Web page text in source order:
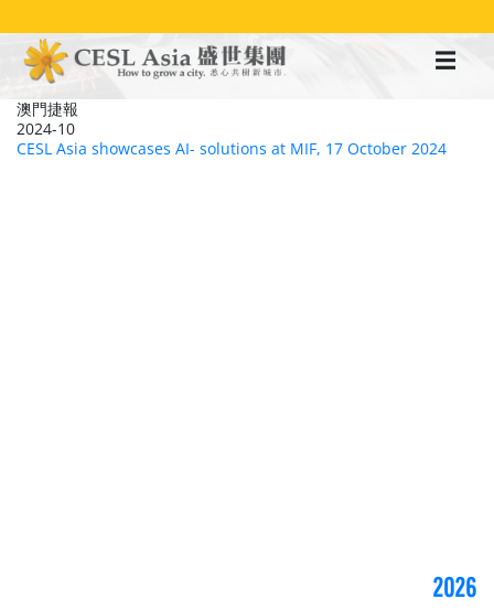
至
澳門捷報
2024-10
CESL Asia showcases AI- solutions at MIF, 17 October 2024
2026